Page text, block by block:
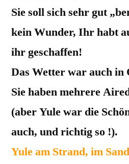
Sie soll sich sehr gut
kein Wunder, Ihr habt
ihr geschaffen!
Das Wetter war auch in
Sie haben mehrere
(aber Yule war die
auch, und richtig so !).
Yule am Strand, im